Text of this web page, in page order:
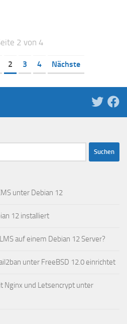
2 von 4
2 3 4 Nächste
unter Debian 12
12 installiert
auf einem Debian 12 Server?
unter FreeBSD 12.0 einrichtet
Nginx und Letsencrypt unter